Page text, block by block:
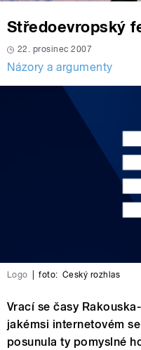
Středoevropský
22. prosinec 2007
Názory a argumenty
Logo foto: Český rozhlas
Vrací se časy
jakémsi internetovém
posunula ty pomyslné